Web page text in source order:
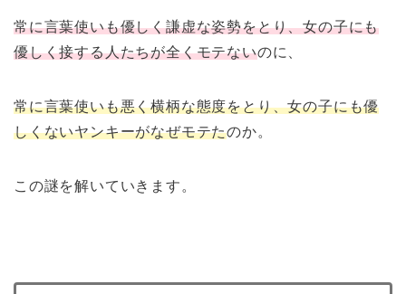
常に言葉使いも優しく謙虚な姿勢をとり、女の子にも
優しく接する人たちが全くモテないのに、
常に言葉使いも悪く横柄な態度をとり、女の子にも優
しくないヤンキーがなぜモテたのか。
この謎を解いていきます。